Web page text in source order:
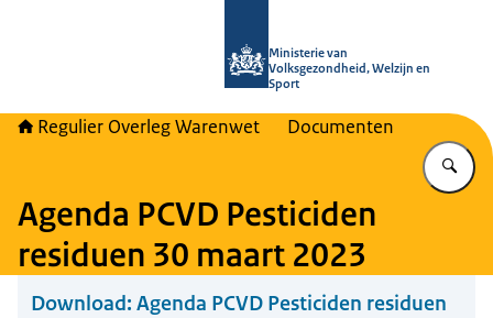
Ministerie van
Volksgezondheid, Welzijn en
Sport
Regulier Overleg Warenwet Documenten
Agenda PCVD Pesticiden
residuen 30 maart 2023
Download: Agenda PCVD Pesticiden residuen